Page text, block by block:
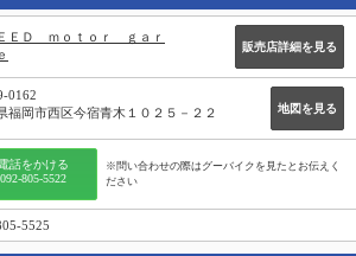
ＥＤ ｍｏｔｏｒ ｇａｒ
販売店詳細を見る
地図を見る
0162
福岡市西区今宿青木１０２５－２２
電話をかける
092-805-5522
※問い合わせの際はグーバイクを見たとお伝えく
ださい
5525